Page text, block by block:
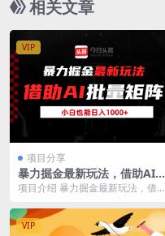
相关文章
VIP
项目分享
暴力掘金最新玩法，借助AI批
量矩阵，小白也能日入1000+
项目介绍 暴力掘金最新玩法，借助
不少朋友可...
VIP